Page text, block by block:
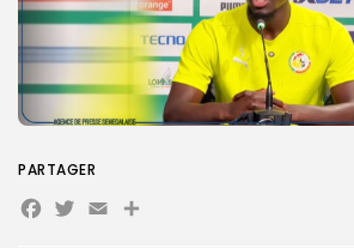
PARTAGER
Facebook
Twitter
EmailPartager